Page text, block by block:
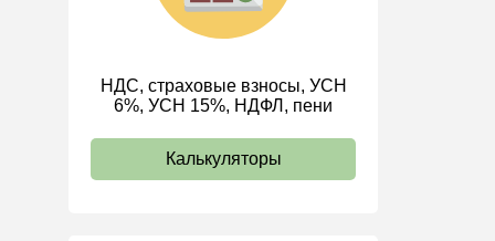
Персональные данные
ИП
НДС, страховые взносы, УСН
6%, УСН 15%, НДФЛ, пени
Калькуляторы